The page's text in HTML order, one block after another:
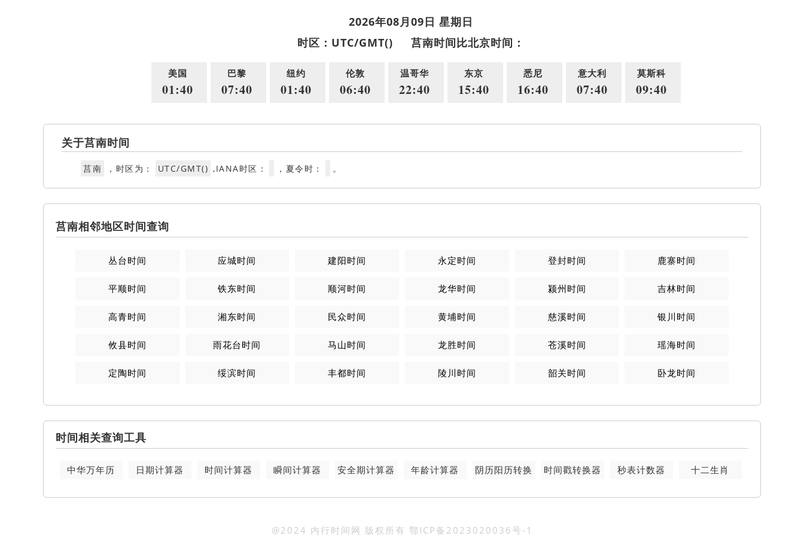
2026年08月09日 星期日
时区：UTC/GMT()
莒南时间比北京时间：
美国
01:40
巴黎
07:40
纽约
01:40
伦敦
06:40
温哥华
22:40
东京
15:40
悉尼
16:40
意大利
07:40
莫斯科
09:40
关于莒南时间
莒南 ，时区为： UTC/GMT() ,IANA时区： ，夏令时： 。
莒南相邻地区时间查询
丛台时间 应城时间 建阳时间 永定时间 登封时间 鹿寨时间
平顺时间 铁东时间 顺河时间 龙华时间 颍州时间 吉林时间
高青时间 湘东时间 民众时间 黄埔时间 慈溪时间 银川时间
攸县时间 雨花台时间 马山时间 龙胜时间 苍溪时间 瑶海时间
定陶时间 绥滨时间 丰都时间 陵川时间 韶关时间 卧龙时间
时间相关查询工具
中华万年历 日期计算器 时间计算器 瞬间计算器 安全期计算器 年龄计算器 阴历阳历转换 时间戳转换器 秒表计数器 十二生肖
@2024 内行时间网 版权所有 鄂ICP备2023020036号-1